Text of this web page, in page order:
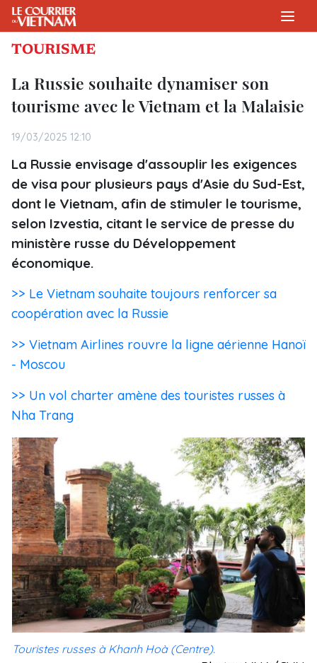
TOURISME
La Russie souhaite dynamiser son
tourisme avec le Vietnam et la Malaisie
19/03/2025 12:10
La Russie envisage d'assouplir les exigences
de visa pour plusieurs pays d'Asie du Sud-Est,
dont le Vietnam, afin de stimuler le tourisme,
selon Izvestia, citant le service de presse du
ministère russe du Développement
économique.
>> Le Vietnam souhaite toujours renforcer sa
coopération avec la Russie
>> Vietnam Airlines rouvre la ligne aérienne Hanoï
- Moscou
>> Un vol charter amène des touristes russes à
Nha Trang
Touristes russes à Khanh Hoà (Centre).